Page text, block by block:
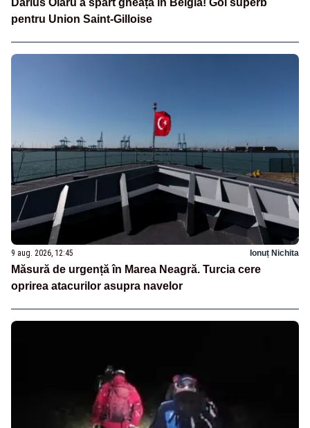
pentru Union Saint-Gilloise
9 aug. 2026, 12:45 Ionuț Nichita
Măsură de urgență în Marea Neagră. Turcia cere
oprirea atacurilor asupra navelor